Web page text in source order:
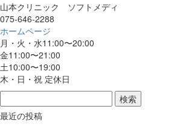
山本クリニック ソフトメディ
075-646-2288
ホームページ
月・火・水11:00〜20:00
金11:00〜21:00
土10:00〜19:00
木・日・祝 定休日
最近の投稿